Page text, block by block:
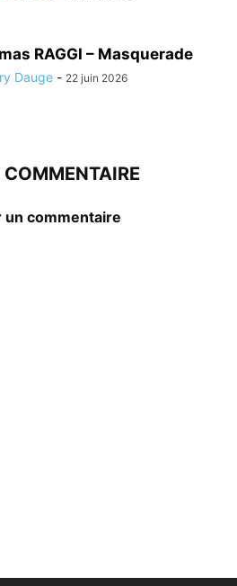
RAGGI – Masquerade
Dauge - 22 juin 2026
un commentaire